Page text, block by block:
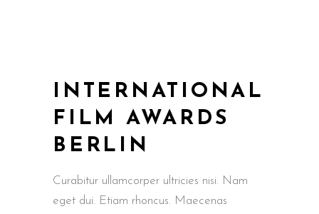
INTERNATIONAL
FILM AWARDS
BERLIN
Curabitur ullamcorper ultricies nisi. Nam
eget dui. Etiam rhoncus. Maecenas